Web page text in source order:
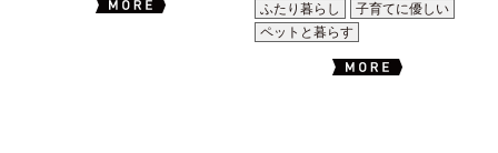
ふたり暮らし
子育てに優しい
ペットと暮らす